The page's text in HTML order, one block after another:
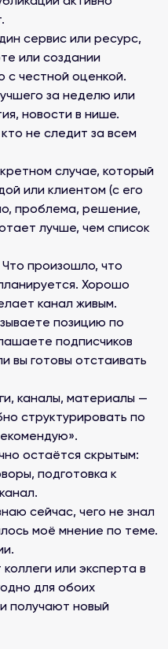
сервис или ресурс,
или создании
с честной оценкой.
за неделю или
новости в нише.
не следит за всем
случае, который
или клиентом (с его
проблема, решение,
лучше, чем список
Что произошло, что
Хорошо
канал живым.
позицию по
подписчиков
вы готовы отстаивать
каналы, материалы —
структурировать по
остаётся скрытым:
подготовка к
сейчас, чего не знал
моё мнение по теме.
коллеги или эксперта в
для обоих
получают новый